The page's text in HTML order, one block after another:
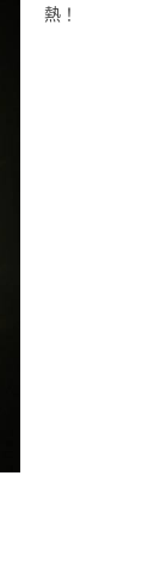
熱！